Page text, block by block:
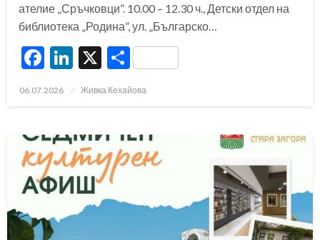
ателие „Сръчковци”. 10.00 – 12.30 ч., Детски отдел на
библиотека „Родина”, ул. „Българско…
Facebook
LinkedIn
X Share
Posted
06.07.2026 Живка Кехайова